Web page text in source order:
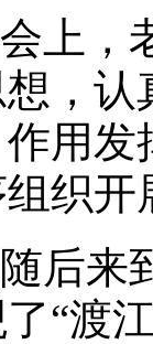
上，
，
用
织
后来
“渡